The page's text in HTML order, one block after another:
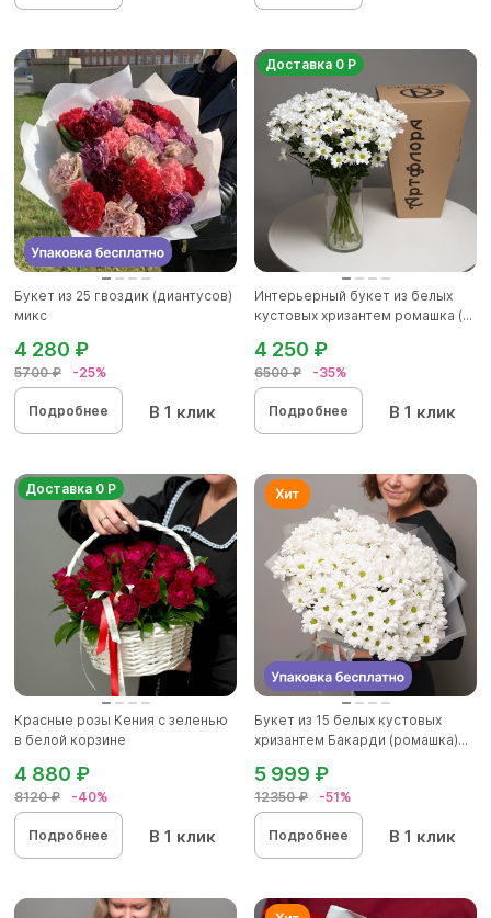
Букет из 25 гвоздик (диантусов)
микс
5700 ₽ -25%
4 280 ₽
Подробнее В 1 клик
Доставка 0 Р
Интерьерный букет из белых
кустовых хризантем ромашка (...
6500 ₽ -35%
4 250 ₽
Подробнее В 1 клик
Доставка 0 Р
Красные розы Кения с зеленью
в белой корзине
8120 ₽ -40%
4 880 ₽
Подробнее В 1 клик
Букет из 15 белых кустовых
хризантем Бакарди (ромашка)...
12350 ₽ -51%
5 999 ₽
Подробнее В 1 клик